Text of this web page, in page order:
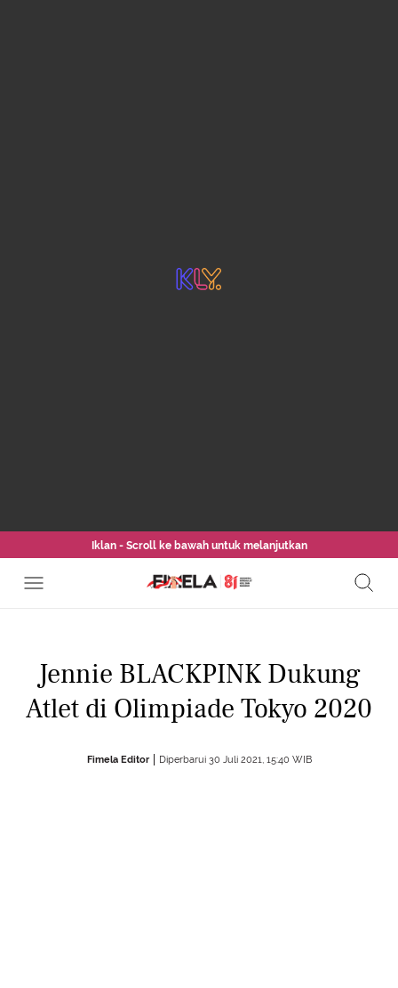
Iklan - Scroll ke bawah untuk melanjutkan
Jennie BLACKPINK Dukung
Atlet di Olimpiade Tokyo 2020
Fimela Editor Diperbarui 30 Juli 2021, 15:40 WIB